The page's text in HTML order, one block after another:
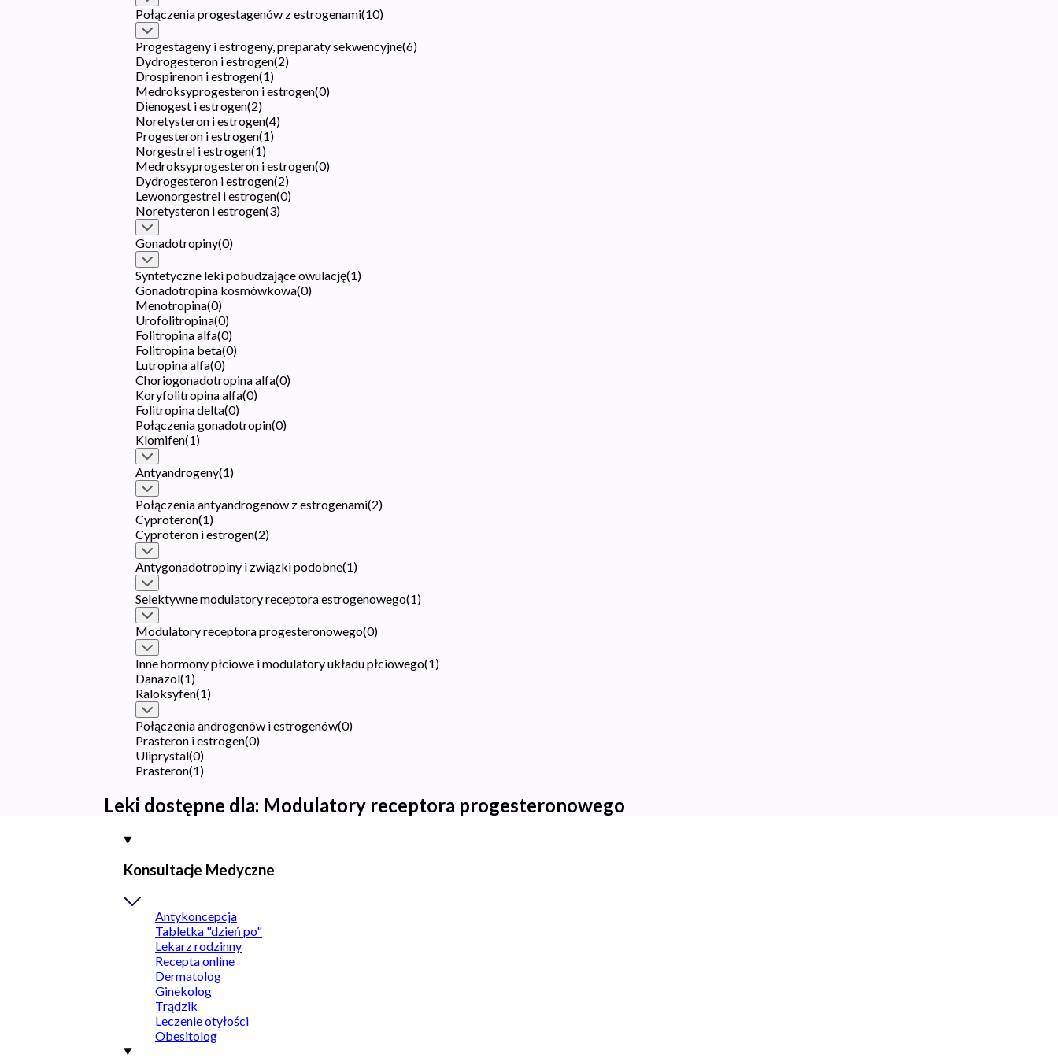
Połączenia progestagenów z estrogenami(10)
Progestageny i estrogeny, preparaty sekwencyjne(6)
Dydrogesteron i estrogen(2)
Drospirenon i estrogen(1)
Medroksyprogesteron i estrogen(0)
Dienogest i estrogen(2)
Noretysteron i estrogen(4)
Progesteron i estrogen(1)
Norgestrel i estrogen(1)
Medroksyprogesteron i estrogen(0)
Dydrogesteron i estrogen(2)
Lewonorgestrel i estrogen(0)
Noretysteron i estrogen(3)
Gonadotropiny(0)
Syntetyczne leki pobudzające owulację(1)
Gonadotropina kosmówkowa(0)
Menotropina(0)
Urofolitropina(0)
Folitropina alfa(0)
Folitropina beta(0)
Lutropina alfa(0)
Choriogonadotropina alfa(0)
Koryfolitropina alfa(0)
Folitropina delta(0)
Połączenia gonadotropin(0)
Klomifen(1)
Antyandrogeny(1)
Połączenia antyandrogenów z estrogenami(2)
Cyproteron(1)
Cyproteron i estrogen(2)
Antygonadotropiny i związki podobne(1)
Selektywne modulatory receptora estrogenowego(1)
Modulatory receptora progesteronowego(0)
Inne hormony płciowe i modulatory układu płciowego(1)
Danazol(1)
Raloksyfen(1)
Połączenia androgenów i estrogenów(0)
Prasteron i estrogen(0)
Uliprystal(0)
Prasteron(1)
Leki dostępne dla: Modulatory receptora progesteronowego
Konsultacje Medyczne
Antykoncepcja
Tabletka "dzień po"
Lekarz rodzinny
Recepta online
Dermatolog
Ginekolog
Trądzik
Leczenie otyłości
Obesitolog